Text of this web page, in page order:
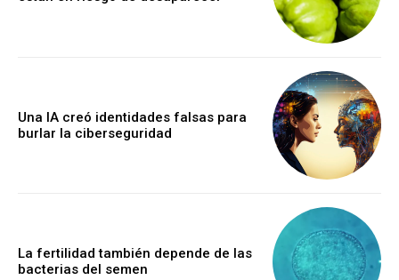
Una IA creó identidades falsas para
burlar la ciberseguridad
La fertilidad también depende de las
bacterias del semen